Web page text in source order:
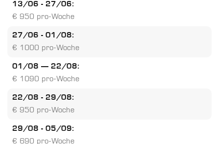
13/06 - 27/06:
€ 950 pro-Woche
27/06 - 01/08:
€ 1000 pro-Woche
01/08 – 22/08:
€ 1090 pro-Woche
22/08 - 29/08:
€ 950 pro-Woche
29/08 - 05/09:
€ 690 pro-Woche